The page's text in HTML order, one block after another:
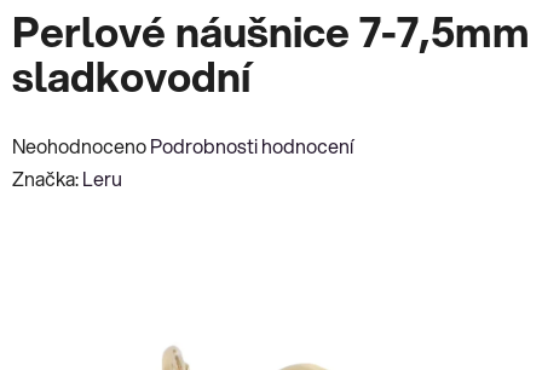
Perlové náušnice 7-7,5mm
sladkovodní
Průměrné
hodnocení
NeohodnocenoPodrobnosti hodnocení
Značka:Leru